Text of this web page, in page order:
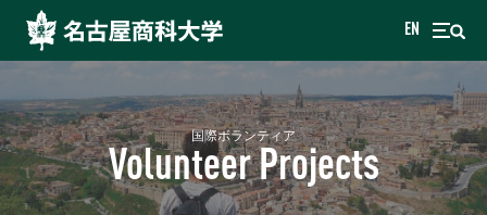
EN
国際ボランティア
Volunteer Projects